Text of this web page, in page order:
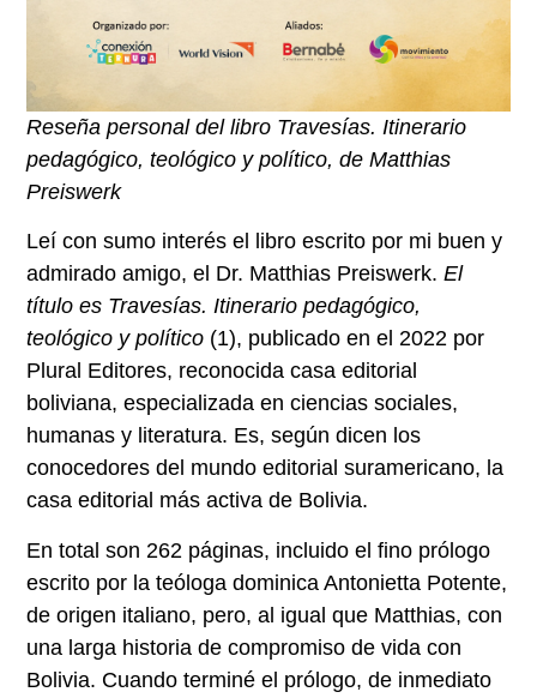
Reseña personal del libro Travesías. Itinerario
pedagógico, teológico y político, de Matthias
Preiswerk
Leí con sumo interés el libro escrito por mi buen y
admirado amigo, el Dr. Matthias Preiswerk.El
título es Travesías. Itinerario pedagógico,
teológico y político (1), publicado en el 2022 por
Plural Editores, reconocida casa editorial
boliviana, especializada en ciencias sociales,
humanas y literatura. Es, según dicen los
conocedores del mundo editorial suramericano, la
casa editorial más activa de Bolivia.
En total son 262 páginas, incluido el fino prólogo
escrito por la teóloga dominica Antonietta Potente,
de origen italiano, pero, al igual que Matthias, con
una larga historia de compromiso de vida con
Bolivia. Cuando terminé el prólogo, de inmediato